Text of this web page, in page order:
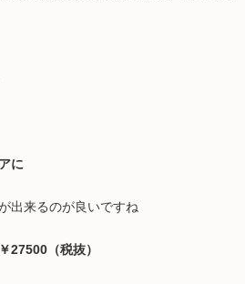
に
出来るのが良いですね
27500（税抜）